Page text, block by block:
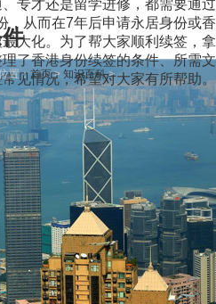
置： 首页> 知识百科>
专才还是留学进修，都需要通过
，从而在7年后申请永居身份或香
大化。为了帮大家顺利续签，拿
了香港身份续签的条件、所需文
见情况，希望对大家有所帮助。